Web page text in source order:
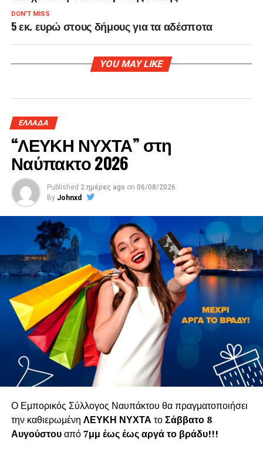
DON'T MISS
5 εκ. ευρώ στους δήμους για τα αδέσποτα
YOU MAY LIKE
ΕΛΛΑΔΑ
“ΛΕΥΚΗ ΝΥΧΤΑ” στη
Ναύπακτο 2026
Published 2 ημέρες ago on 06/08/2026
By Johnxd
Ο Εμπορικός Σύλλογος Ναυπάκτου θα πραγματοποιήσει
την καθιερωμένη ΛΕΥΚΗ ΝΥΧΤΑ τοΣάββατο 8
Αυγούστουαπό7μμ έως έως αργά το βράδυ!!!